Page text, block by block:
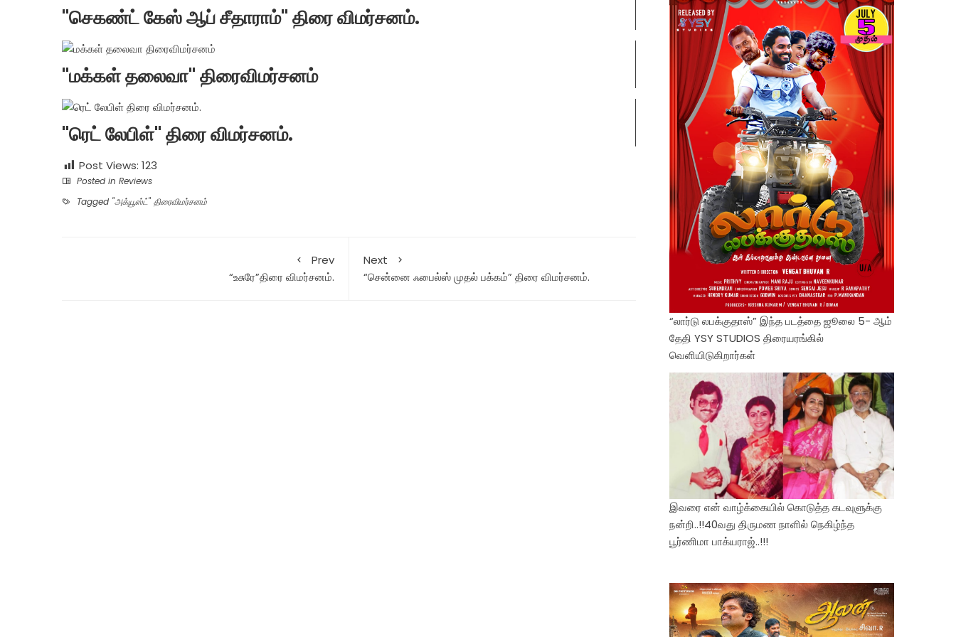
"செகண்ட் கேஸ் ஆப் சீதாராம்" திரை விமர்சனம்.
"மக்கள் தலைவா" திரைவிமர்சனம்
"ரெட் லேபிள்" திரை விமர்சனம்.
Post Views: 123
Posted in Reviews
Tagged "அக்யூஸ்ட்" திரைவிமர்சனம்
Prev
“உசுரே”திரை விமர்சனம்.
Next
“சென்னை ஃபைல்ஸ் முதல் பக்கம்” திரை விமர்சனம்.
“லார்டு லபக்குதாஸ்” இந்த படத்தை ஜூலை 5- ஆம்
தேதி YSY STUDIOS திரையரங்கில்
வெளியிடுகிறார்கள்
இவரை என் வாழ்க்கையில் கொடுத்த கடவுளுக்கு
நன்றி..!!40வது திருமண நாளில் நெகிழ்ந்த
பூர்ணிமா பாக்யராஜ்..!!!